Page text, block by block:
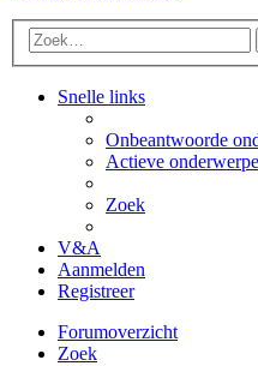
Snelle links
Onbeantwoorde
Actieve
Zoek
V&A
Aanmelden
Registreer
Forumoverzicht
Zoek